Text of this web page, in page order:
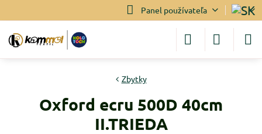
Panel používateľa
Zbytky
Oxford ecru 500D 40cm
II.TRIEDA